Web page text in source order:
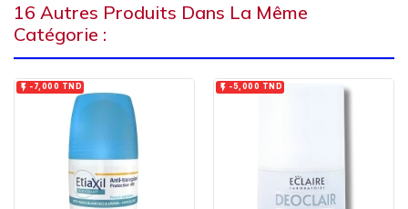
16 Autres Produits Dans La Même
Catégorie :
 -7,000 TND  -5,000 TND